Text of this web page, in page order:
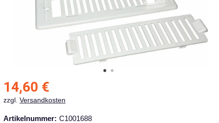
14,60 €
zzgl. Versandkosten
Artikelnummer: C1001688